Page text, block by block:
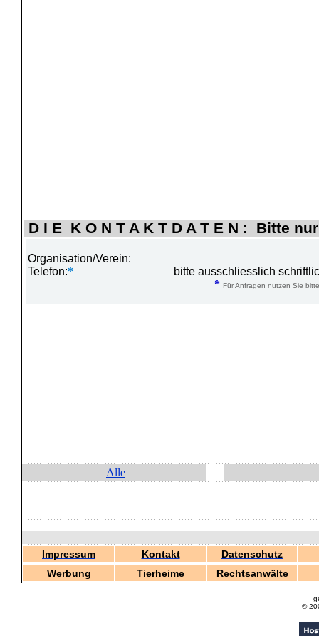
D I E K O N T A K T D A T E N : Bitte
Organisation/Verein:
Telefon:*
bitte ausschliesslich
* Für Anfragen nutzen Sie
Alle
Impressum Kontakt
Datenschutz
Werbung
Tierheime Rechtsanwälte
©